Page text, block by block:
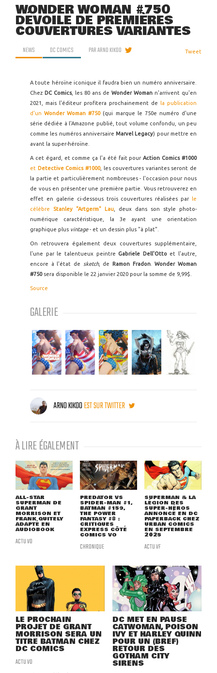
WONDER WOMAN #750
DÉVOILE DE PREMIÈRES
COUVERTURES VARIANTES
NEWS DC COMICS PARARNO KIKOO Tweet
A toute héroïne iconique il faudra bien un numéro anniversaire.
Chez DC Comics, les 80 ans de Wonder Woman n'arrivent qu'en
2021, mais l'éditeur profitera prochainement de la publication
d'unWonder Woman #750 (qui marque le 750e numéro d'une
série dédiée à l'Amazone publié, tout volume confondu, un peu
comme les numéros anniversaire Marvel Legacy) pour mettre en
avant la super-héroïne.
A cet égard, et comme ça l'a été fait pourAction Comics #1000
et Detective Comics #1000, les couvertures variantes seront de
la partie et particulièrement nombreuses - l'occasion pour nous
de vous en présenter une première partie. Vous retrouverez en
effet en galerie ci-dessous trois couvertures réalisées par le
célèbre Stanley "Artgerm" Lau , deux dans son style photo-
numérique caractéristique, la 3e ayant une orientation
graphique plus vintage- et un dessin plus "à plat".
On retrouvera également deux couvertures supplémentaire,
l'une par le talentueux peintre Gabriele Dell'Ottoet l'autre,
encore à l'état de
sketch, de Ramon Fradon.Wonder Woman
#750 sera disponible le 22 janvier 2020 pour la somme de 9,99$.
Source
GALERIE
ARNO KIKOOEST SUR TWITTER
À LIRE ÉGALEMENT
ALL-STAR
SUPERMAN DE
GRANT
MORRISON ET
FRANK QUITELY
ADAPTÉ EN
AUDIOBOOK
ACTU VO
PREDATOR VS
SPIDER-MAN #1,
BATMAN #159,
THE POWER
FANTASY #8 :
CRITIQUES
EXPRESS CÔTÉ
COMICS VO
CHRONIQUE
SUPERMAN & LA
LÉGION DES
SUPER-HÉROS
ANNONCÉ EN DC
PAPERBACK CHEZ
URBAN COMICS
EN SEPTEMBRE
2025
ACTU VF
LE PROCHAIN
PROJET DE GRANT
MORRISON SERA UN
TITRE BATMAN CHEZ
DC COMICS
ACTU VO
DC MET EN PAUSE
CATWOMAN, POISON
IVY ET HARLEY QUINN
POUR UN (BREF)
RETOUR DES
GOTHAM CITY
SIRENS